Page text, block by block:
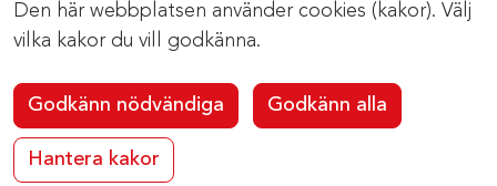
Den här webbplatsen använder cookies (kakor). Välj
vilka kakor du vill godkänna.
Godkänn nödvändiga Godkänn alla
Hantera kakor
Kontakta webbredaktionen